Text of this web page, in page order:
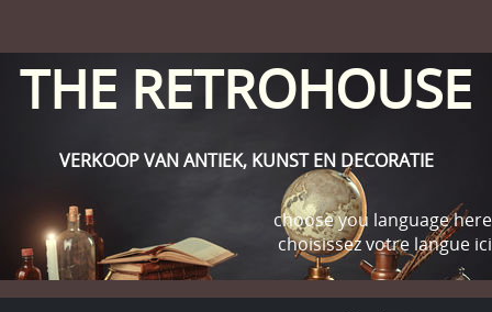
THE RETROHOUSE
VERKOOP VAN ANTIEK, KUNST EN DECORATIE
choose you language here
choisissez votre langue ici